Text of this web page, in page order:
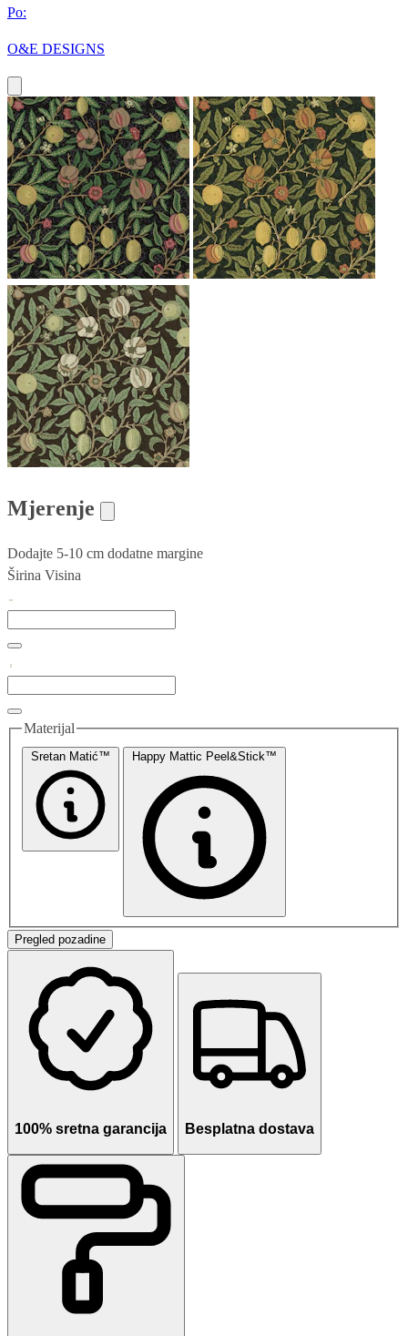
Po:
O&E DESIGNS
Mjerenje
Dodajte 5-10 cm dodatne margine
Širina Visina
Materijal
Sretan Matić™ Happy Mattic Peel&Stick™
Pregled pozadine
100% sretna garancija Besplatna dostava